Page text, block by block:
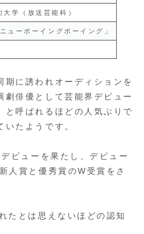
学（放送芸能科）
ーボーイングボーイング」
期に誘われオーディションを
劇俳優として芸能界デビュー
と呼ばれるほどの人気ぶりで
たようです。
ビューを果たし、デビュー
人賞と優秀賞のW受賞をさ
たとは思えないほどの認知